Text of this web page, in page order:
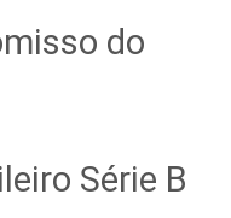
do
Série B